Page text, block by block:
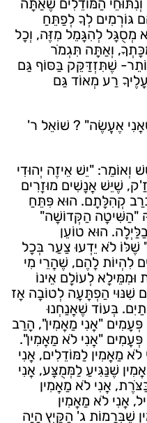
הַמּוֹדֵלִים שֶׁאַתָּה
גּוֹרְמִים לְךָ לְפַתֵּחַ
מְסֻגָּל לְהִגָּמֵל מִזֶּה, וְכָל
וְאַתָּה תִּגְמֹר
שֶׁתִּזְדַּקֵּק בַּסּוֹף גַּם
רַע מְאוֹד גַּם
אֶעֱשֶׂה" ? שׁוֹאֵל ר'
"יֵשׁ אֵיזֶה יְהוּדִי
שֶׁיֵּשׁ אֲנָשִׁים מוּזָרִים
קְהִלָּתָם. הוּא פִּתֵּחַ
"הַשִּׁיטָה הַקְּדוֹשָׁה"
הוּא טוֹעֵן
לֹא יֵדְעוּ צַעַר בְּכָל
לִהְיוֹת לָהֶם, שֶׁהֲרֵי מִי
וּמִמֵּילָא לְעוֹלָם אֵינוֹ
שִׁנּוּי הַפְתָּעָה לְטוֹבָה אָז
בְּעוֹד שֶׁאֲנַחְנוּ
"אֲנִי מַאֲמִין", הָרַב
"אֲנִי לֹא מַאֲמִין".
מַאֲמִין לַמּוֹדֵלִים, אֲנִי
שֶׁנַּגִּיעַ לַמְּמֻצָּע, אֲנִי
אֲנִי לֹא מַאֲמִין
אֲנִי לֹא מַאֲמִין
שֶׁבְּרָמוֹת ג' הַקַּיִץ הָיָה